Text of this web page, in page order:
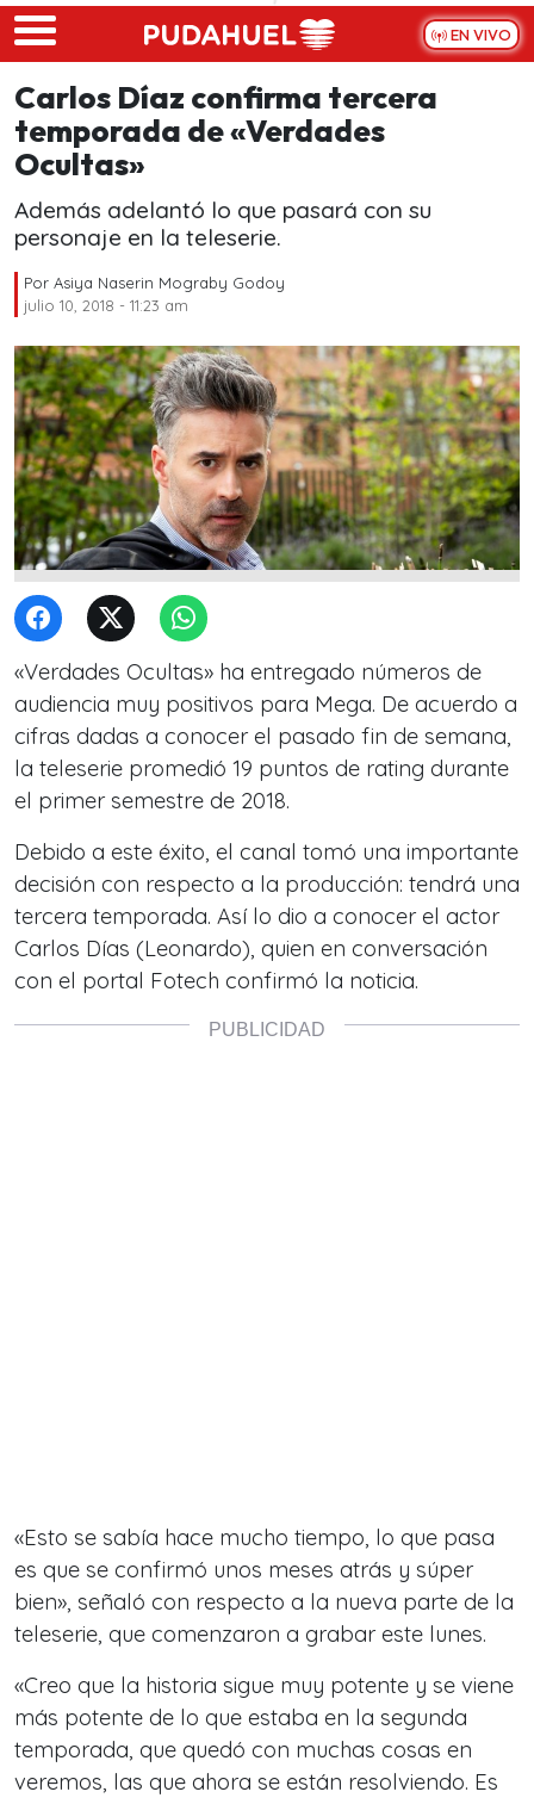
Skip to main content
EN VIVO
Carlos Díaz confirma tercera
temporada de «Verdades
Ocultas»
Además adelantó lo que pasará con su
personaje en la teleserie.
Por Asiya Naserin Mograby Godoy
julio 10, 2018 - 11:23 am
«Verdades Ocultas» ha entregado números de
audiencia muy positivos para Mega. De acuerdo a
cifras dadas a conocer el pasado fin de semana,
la teleserie promedió 19 puntos de rating durante
el primer semestre de 2018.
Debido a este éxito, el canal tomó una importante
decisión con respecto a la producción: tendrá una
tercera temporada. Así lo dio a conocer el actor
Carlos Días (Leonardo), quien en conversación
con el portal Fotech confirmó la noticia.
«Esto se sabía hace mucho tiempo, lo que pasa
es que se confirmó unos meses atrás y súper
bien», señaló con respecto a la nueva parte de la
teleserie, que comenzaron a grabar este lunes.
«Creo que la historia sigue muy potente y se viene
más potente de lo que estaba en la segunda
temporada, que quedó con muchas cosas en
veremos, las que ahora se están resolviendo. Es